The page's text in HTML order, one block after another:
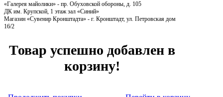
«Галерея майолики» - пр. Обуховской обороны, д. 105
ДК им. Крупской, 1 этаж зал «Синий»
Магазин «Сувенир Кронштадта» - г. Кронштадт, ул. Петровская дом
16/2
Товар успешно добавлен в
корзину!